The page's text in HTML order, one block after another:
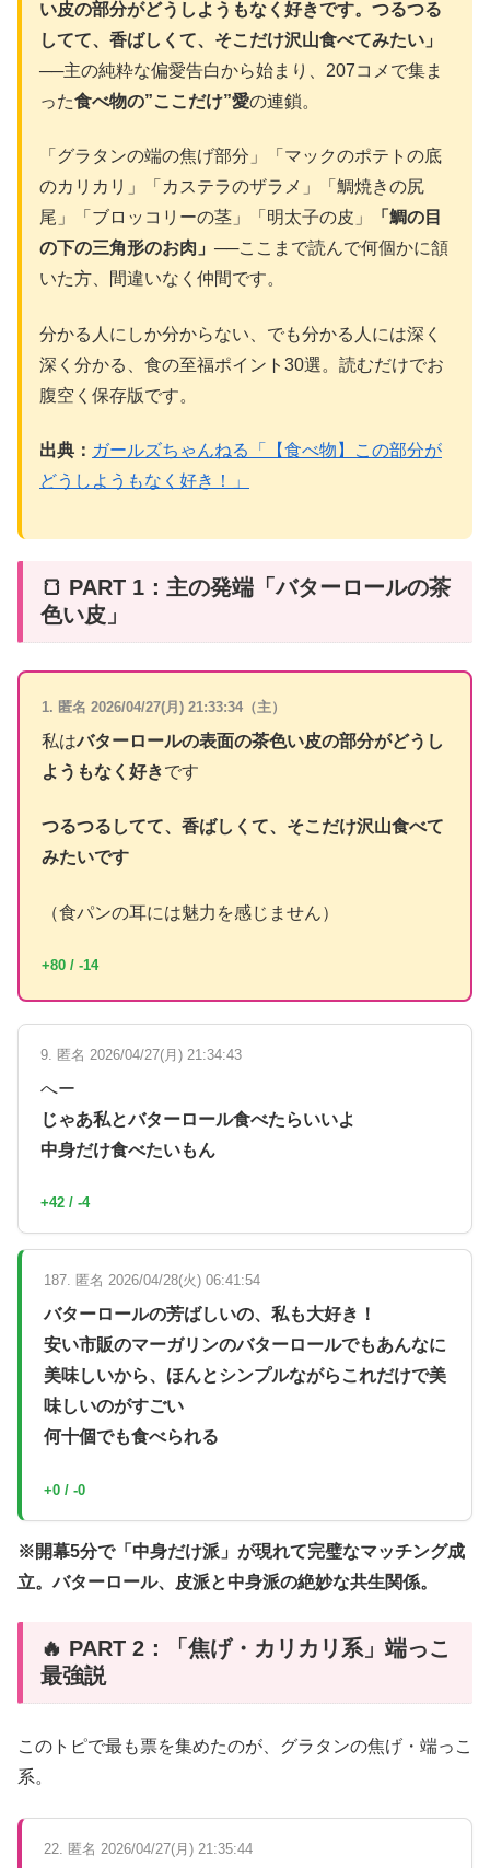
い皮の部分がどうしようもなく好きです。つるつる
してて、香ばしくて、そこだけ沢山食べてみたい」
──主の純粋な偏愛告白から始まり、207コメで集ま
った食べ物の”ここだけ”愛の連鎖。
「グラタンの端の焦げ部分」「マックのポテトの底
のカリカリ」「カステラのザラメ」「鯛焼きの尻
尾」「ブロッコリーの茎」「明太子の皮」
「鯛の目
の下の三角形のお肉」 ──ここまで読んで何個かに頷
いた方、間違いなく仲間です。
分かる人にしか分からない、でも分かる人には深く
深く分かる、食の至福ポイント30選。読むだけでお
腹空く保存版です。
出典： ガールズちゃんねる「【食べ物】この部分が
どうしようもなく好き！」
🍞 PART 1：主の発端「バターロールの茶
色い皮」
1. 匿名 2026/04/27(月) 21:33:34（主）
私はバターロールの表面の茶色い皮の部分がどうし
ようもなく好きです
つるつるしてて、香ばしくて、そこだけ沢山食べて
みたいです
（食パンの耳には魅力を感じません）
+80 / -14
9. 匿名 2026/04/27(月) 21:34:43
へー
じゃあ私とバターロール食べたらいいよ
中身だけ食べたいもん
+42 / -4
187. 匿名 2026/04/28(火) 06:41:54
バターロールの芳ばしいの、私も大好き！
安い市販のマーガリンのバターロールでもあんなに
美味しいから、ほんとシンプルながらこれだけで美
味しいのがすごい
何十個でも食べられる
+0 / -0
※開幕5分で「中身だけ派」が現れて完璧なマッチング成
立。バターロール、皮派と中身派の絶妙な共生関係。
🔥 PART 2：「焦げ・カリカリ系」端っこ
最強説
このトピで最も票を集めたのが、グラタンの焦げ・端っこ
系。
22. 匿名 2026/04/27(月) 21:35:44